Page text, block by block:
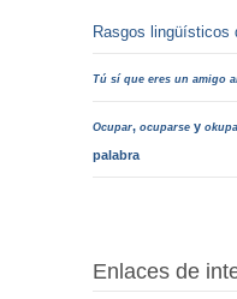
Rasgos lingüísticos
Tú sí que eres un amigo
Ocupar,ocuparse y
palabra
Enlaces de